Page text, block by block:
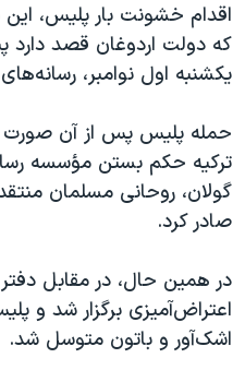
تریبونال مردمی آبان ۹۸
دادگاه حمید نوری
قانون شفافیت دارائی کادر
اعتراضات مردمی آبان ۹۸
اسرائیل در جنگ
همایش محافظه‌کاران آمریکا
صفحه‌های ویژه
اقدام خشونت بار پلیس، این
که دولت اردوغان قصد دارد
یکشنبه اول نوامبر،
حمله پلیس پس از آن صورت
ترکیه حکم بستن مؤسسه
گولان، روحانی مسلمان
صادر کرد.
در همین حال، در مقابل
اعتراض‌آمیزی برگزار شد و
اشک‌آور و باتون متوسل شد.